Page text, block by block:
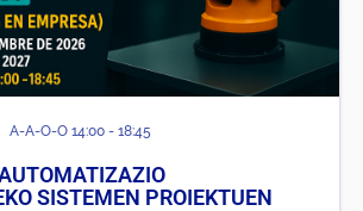
A-A-O-O 14:00 - 18:45
SISTEMEN PROIEKTUEN